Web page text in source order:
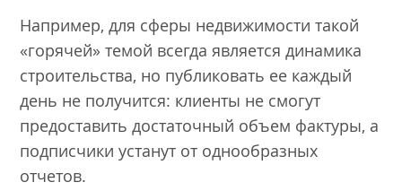
Например, для сферы недвижимости такой
«горячей» темой всегда является динамика
строительства, но публиковать ее каждый
день не получится: клиенты не смогут
предоставить достаточный объем фактуры, а
подписчики устанут от однообразных
отчетов.